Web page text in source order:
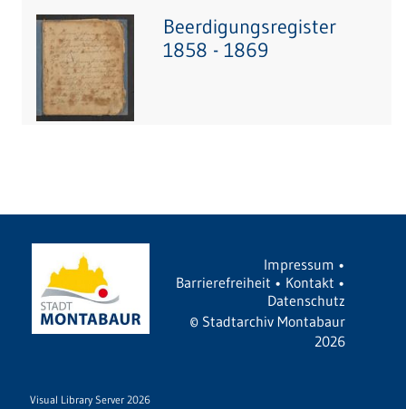
Beerdigungsregister
1858 - 1869
Impressum •
Barrierefreiheit • Kontakt •
Datenschutz
© Stadtarchiv Montabaur
2026
Visual Library Server 2026